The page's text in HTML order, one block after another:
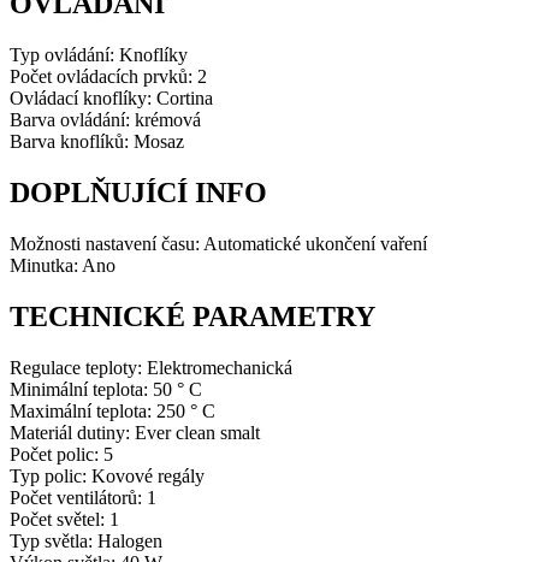
Typ ovládání: Knoflíky
Počet ovládacích prvků: 2
Ovládací knoflíky: Cortina
Barva ovládání: krémová
Barva knoflíků: Mosaz
DOPLŇUJÍCÍ INFO
Možnosti nastavení času: Automatické ukončení vaření
Minutka: Ano
TECHNICKÉ PARAMETRY
Regulace teploty: Elektromechanická
Minimální teplota: 50 ° C
Maximální teplota: 250 ° C
Materiál dutiny: Ever clean smalt
Počet polic: 5
Typ polic: Kovové regály
Počet ventilátorů: 1
Počet světel: 1
Typ světla: Halogen